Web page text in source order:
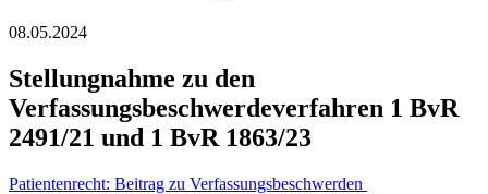
08.05.2024
Stellungnahme zu den
Verfassungsbeschwerdeverfahren 1 BvR
2491/21 und 1 BvR 1863/23
Patientenrecht: Beitrag zu Verfassungsbeschwerden